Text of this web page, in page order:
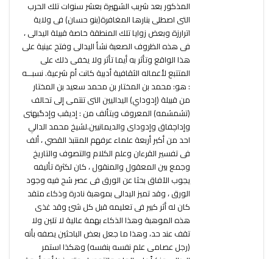
المذكور بعد شربب الشهيرة بعشر سنوات تلك الحرب
التى اصطلى بنارها المغافرة(بنو حسان) فى ولاية
اترارزة وبعض زوايا تلك المنطقة خاصة قبيلة اليدالى ،
فى هذه الظروف الصعبة نشأ اليدالى وفتح عينية على
هذا الواقع وتأثر به أيما تأثر ولا يخفى ذلك على
المتتبع لأعماله الثقافية أدبية كانت أم شرعية. نسبـــه
: هو: محمد بن المختار بن محمد سعيد بن المختار
من قبيلة (إدوداي) اليداليين التى تنتمى إلى تحالف
(تشمشمه) المعروف ويتألف من : إديقب وإدگبهنى
وإداچفاق وإدوداى والديمانيين.لشيخ محمد الدالي
احد من أكبر أربعة علماء عرفهم المنتبذ القصي ، ألف
فى تفسير القرءان وعلم الكلام والتصوف والتاريخ
وجمع بين المعقول والمنقول ، كان لكثرة تأليفه
يجوب الآفاق بحثا عن الورق فى عصر شح فيه وجود
الورق ، وقد تميز اليدالى بموهبة نادرة وذكاء متقد
كان له أثر كبير فى تعليمه قبل كل شئ وقد غذى
هذه الموهبة وهذا الذكاء بهمة عالية لا تلين ولا
تقف عند حد، وهذا ما جعل بعض الباحثين يصفه بأنه
(رجل عصامى علم نفسه بنفسه) وهكذا استمر